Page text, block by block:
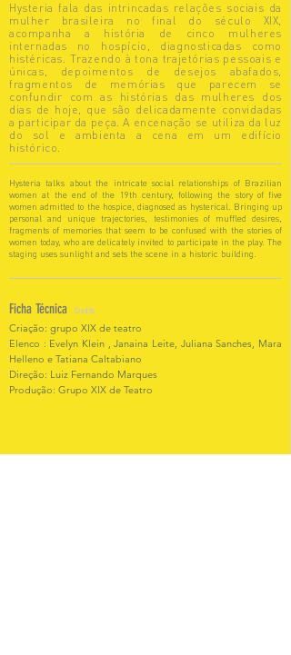
Ficha Técnica Credits
Hysteria fala das intrincadas relações sociais da
mulher brasileira no final do século XIX,
acompanha a história de cinco mulheres
internadas no hospício, diagnosticadas como
histéricas. Trazendo à tona trajetórias pessoais e
únicas, depoimentos de desejos abafados,
fragmentos de memórias que parecem se
confundir com as histórias das mulheres dos
dias de hoje, que são delicadamente convidadas
a participar da peça. A encenação se utiliza da luz
do sol e ambienta a cena em um edifício
histórico.
Hysteria talks about the intricate social relationships of Brazilian
women at the end of the 19th century, following the story of five
women admitted to the hospice, diagnosed as hysterical. Bringing up
personal and unique trajectories, testimonies of muffled desires,
fragments of memories that seem to be confused with the stories of
women today, who are delicately invited to participate in the play. The
staging uses sunlight and sets the scene in a historic building.
Criação: grupo XIX de teatro
Elenco : Evelyn Klein , Janaina Leite, Juliana Sanches, Mara
Helleno e Tatiana Caltabiano
Direção: Luiz Fernando Marques
Produção: Grupo XIX de Teatro